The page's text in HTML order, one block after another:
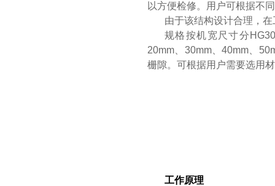
以方便检修。用户可根据不
由于该结构设计合理，
规格按机宽尺寸分
20mm、30mm、40mm、
栅隙。可根据用户需要选用
工作原理